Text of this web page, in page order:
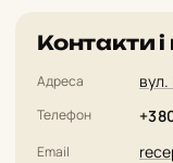
Контакти
Адреса вул.
Телефон
Email